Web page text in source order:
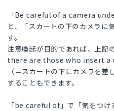
「Be careful of a camera
と、「スカートの下のカメラに
す。
注意喚起が目的であれば、上記
there are those who insert a
（＝スカートの下にカメラを
することもできます。
「be careful of」で「気をつけ